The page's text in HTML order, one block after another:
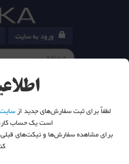
ورود به سایت
کارت
شما اینجا هستید:خانه ورود به
لطفاً برای ثبت سفارش‌های جدید از
است یک حساب
برای مشاهده سفارش‌ها و تیکت‌های